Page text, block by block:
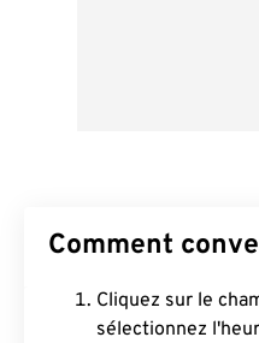
Comment
Cliquez sur le
sélectionnez